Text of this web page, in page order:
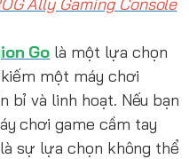
Go là một lựa chọn
một máy chơi
bỉ và linh hoạt. Nếu bạn
chơi game cầm tay
sự lựa chọn không thể